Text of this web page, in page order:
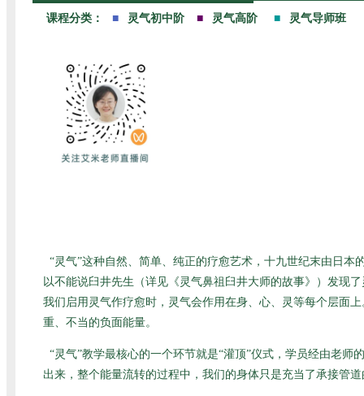
“灵气”这种自然、简单、纯正的疗愈艺术，十九世纪末由日
以不能说臼井先生（详见 《灵气鼻祖臼井大师的故事》
）发现
我们启用灵气作疗愈时，灵气会作用在身、心、灵等每个层面
重、不当的负面能量。
“灵气”教学最核心的一个环节就是“灌顶”仪式，学员经由老
出来，整个能量流转的过程中，我们的身体只是充当了承接管